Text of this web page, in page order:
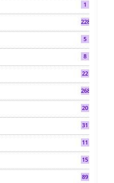
1
2286
5
8
22
268
20
31
11
15
89